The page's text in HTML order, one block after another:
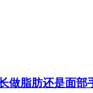
做脂肪还是面部